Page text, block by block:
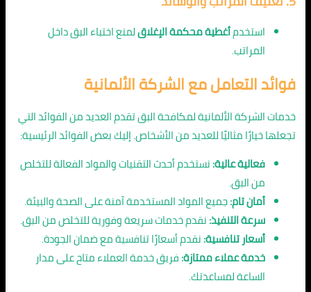
استخدمأغطية محكمة الإغلاقلمنع اختباء البق داخل
المراتب.
فوائد التعامل مع الشركة الألمانية
خدمات الشركة الألمانية لمكافحة البق تقدم العديد من الفوائد التي
تجعلها خيارًا مثاليًا للعديد من الأشخاص. إليك بعض الفوائد الرئيسية:
فعالية عالية:نستخدم أحدث التقنيات والمواد الفعالة للتخلص
من البق.
أمان تام:جميع المواد المستخدمة آمنة على الصحة والبيئة.
سرعة التنفيذ:نقدم خدمات سريعة وفورية للتخلص من البق.
أسعار تنافسية:نقدم أسعارًا تنافسية مع ضمان الجودة.
خدمة عملاء ممتازة:فريق خدمة العملاء متاح على مدار
الساعة لمساعدتك.